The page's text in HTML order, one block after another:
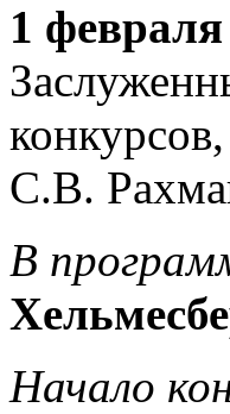
1 февраля
С.В.
В
Начало